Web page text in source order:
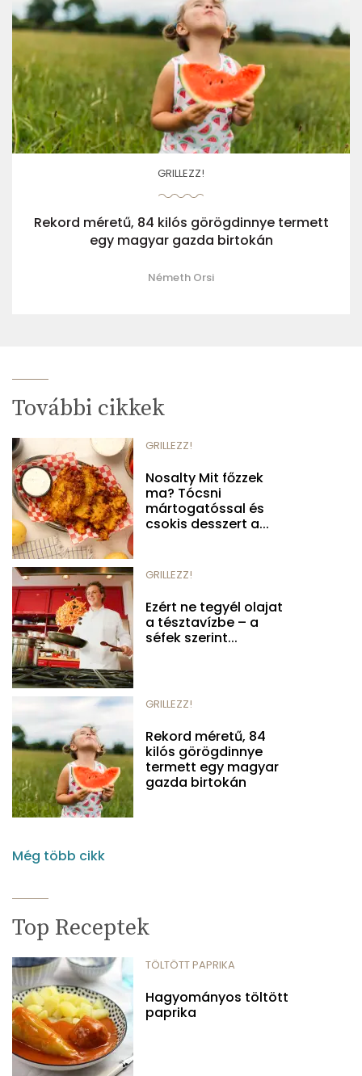
GRILLEZZ!
Rekord méretű, 84 kilós görögdinnye termett
egy magyar gazda birtokán
Németh Orsi
További cikkek
GRILLEZZ!
Nosalty Mit főzzek
ma? Tócsni
mártogatóssal és
csokis desszert a...
GRILLEZZ!
Ezért ne tegyél olajat
a tésztavízbe – a
séfek szerint...
GRILLEZZ!
Rekord méretű, 84
kilós görögdinnye
termett egy magyar
gazda birtokán
Még több cikk
Top Receptek
TÖLTÖTT PAPRIKA
Hagyományos töltött
paprika